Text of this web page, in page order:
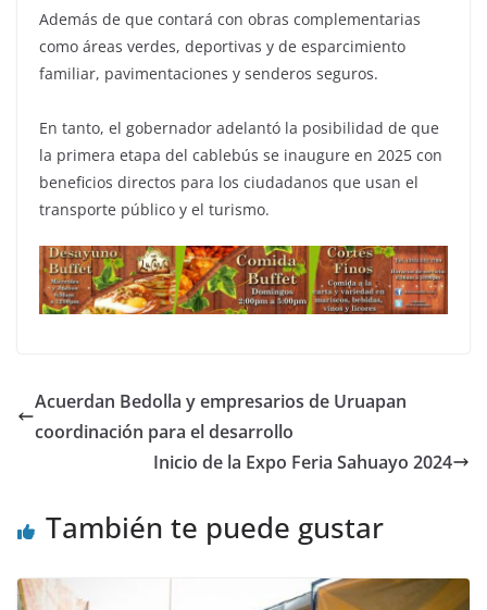
Además de que contará con obras complementarias
como áreas verdes, deportivas y de esparcimiento
familiar, pavimentaciones y senderos seguros.
En tanto, el gobernador adelantó la posibilidad de que
la primera etapa del cablebús se inaugure en 2025 con
beneficios directos para los ciudadanos que usan el
transporte público y el turismo.
Acuerdan Bedolla y empresarios de Uruapan
coordinación para el desarrollo
Inicio de la Expo Feria Sahuayo 2024
También te puede gustar